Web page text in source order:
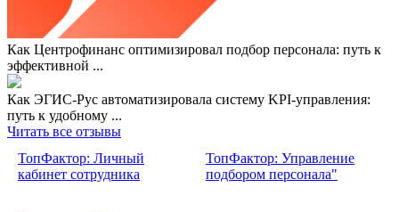
Как Центрофинанс оптимизировал подбор персонала: путь к
эффективной ...
Как ЭГИС-Рус автоматизировала систему KPI-управления:
путь к удобному ...
Читать все отзывы
ТопФактор: Личный
кабинет сотрудника
ТопФактор: Управление
подбором персонала"